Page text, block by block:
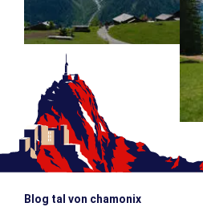
Blog tal von chamonix